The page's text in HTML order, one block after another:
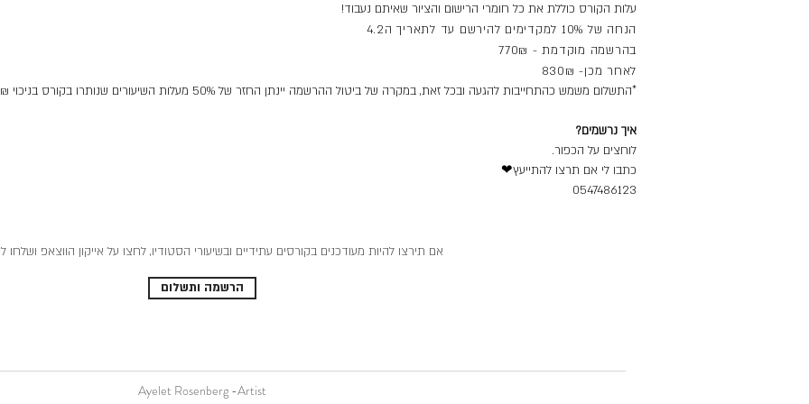
עלות הקורס כוללת את כל חומרי הרישום והציור שאיתם נעבוד!
הנחה של 10% למקדימים להירשם עד לתאריך ה4.2
בהרשמה מוקדמת - 770₪
לאחר מכן- 830₪
*התשלום משמש כהתחייבות להגעה ובכל זאת, במקרה של ביטול ההרשמה יינתן החזר של 50% מעלות השיעורים שנותרו בקורס בניכוי 200₪ דמי הרשמה וטיפול.
איך נרשמים?
לוחצים על הכפור.
כתבו לי אם תרצו להתייעץ❤
0547486123
אם תירצו להיות מעודכנים בקורסים עתידיים ובשיעורי הסטודיו, לחצו על אייקון הווצאפ ושלחו
הרשמה ותשלום
Ayelet Rosenberg -Artist